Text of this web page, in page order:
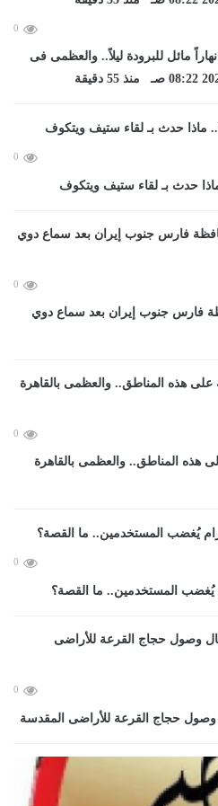
0
مائل للبرودة ليلاً.. والعظمى فى
0
حدث بـ لقاء ستيف ويتكوف
0
فارس جنوب إيران بعد سماع دوي
0
هذه المناطق.. والعظمى بالقاهرة
0
المستخدمين.. ما القصة؟
0
وصول حجاج القرعة للأراضى المقدسة